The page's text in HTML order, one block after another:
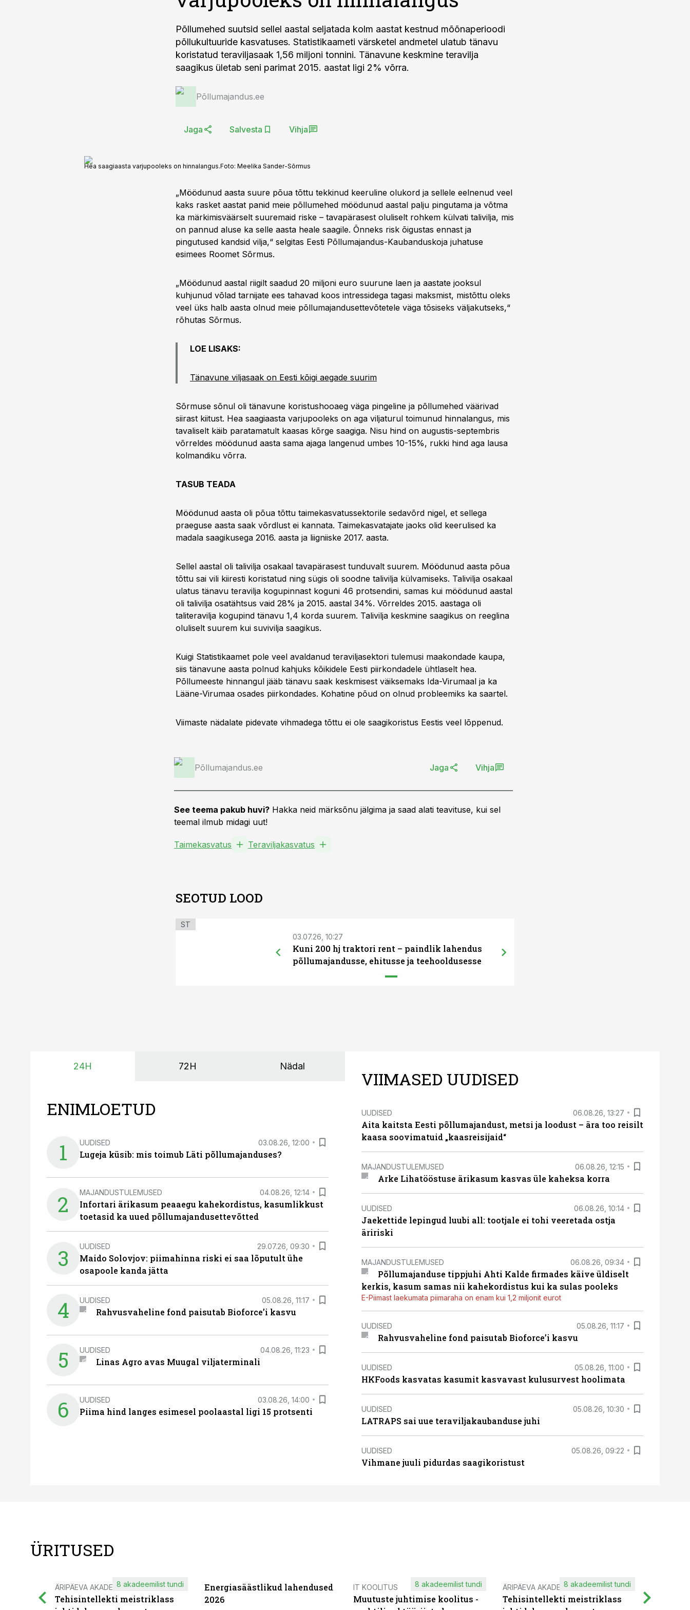
Põllumehed suutsid sellel aastal seljatada kolm aastat kestnud mõõnaperioodi
põllukultuuride kasvatuses. Statistikaameti värsketel andmetel ulatub tänavu
koristatud teraviljasaak 1,56 miljoni tonnini. Tänavune keskmine teravilja
saagikus ületab seni parimat 2015. aastat ligi 2% võrra.
Põllumajandus.ee
Jaga Salvesta Vihja
Hea saagiaasta varjupooleks on hinnalangus.Foto: Meelika Sander-Sõrmus
„Möödunud aasta suure põua tõttu tekkinud keeruline olukord ja sellele eelnenud veel
kaks rasket aastat panid meie põllumehed möödunud aastal palju pingutama ja võtma
ka märkimisväärselt suuremaid riske – tavapärasest oluliselt rohkem külvati talivilja, mis
on pannud aluse ka selle aasta heale saagile. Õnneks risk õigustas ennast ja
pingutused kandsid vilja,“ selgitas Eesti Põllumajandus-Kaubanduskoja juhatuse
esimees Roomet Sõrmus.
„Möödunud aastal riigilt saadud 20 miljoni euro suurune laen ja aastate jooksul
kuhjunud võlad tarnijate ees tahavad koos intressidega tagasi maksmist, mistõttu oleks
veel üks halb aasta olnud meie põllumajandusettevõtetele väga tõsiseks väljakutseks,“
rõhutas Sõrmus.
LOE LISAKS:
Tänavune viljasaak on Eesti kõigi aegade suurim
Sõrmuse sõnul oli tänavune koristushooaeg väga pingeline ja põllumehed väärivad
siirast kiitust. Hea saagiaasta varjupooleks on aga viljaturul toimunud hinnalangus, mis
tavaliselt käib paratamatult kaasas kõrge saagiga. Nisu hind on augustis-septembris
võrreldes möödunud aasta sama ajaga langenud umbes 10-15%, rukki hind aga lausa
kolmandiku võrra.
TASUB TEADA
Möödunud aasta oli põua tõttu taimekasvatussektorile sedavõrd nigel, et sellega
praeguse aasta saak võrdlust ei kannata. Taimekasvatajate jaoks olid keerulised ka
madala saagikusega 2016. aasta ja liigniiske 2017. aasta.
Sellel aastal oli talivilja osakaal tavapärasest tunduvalt suurem. Möödunud aasta põua
tõttu sai vili kiiresti koristatud ning sügis oli soodne talivilja külvamiseks. Talivilja osakaal
ulatus tänavu teravilja kogupinnast koguni 46 protsendini, samas kui möödunud aastal
oli talivilja osatähtsus vaid 28% ja 2015. aastal 34%. Võrreldes 2015. aastaga oli
taliteravilja kogupind tänavu 1,4 korda suurem. Talivilja keskmine saagikus on reeglina
oluliselt suurem kui suvivilja saagikus.
Kuigi Statistikaamet pole veel avaldanud teraviljasektori tulemusi maakondade kaupa,
siis tänavune aasta polnud kahjuks kõikidele Eesti piirkondadele ühtlaselt hea.
Põllumeeste hinnangul jääb tänavu saak keskmisest väiksemaks Ida-Virumaal ja ka
Lääne-Virumaa osades piirkondades. Kohatine põud on olnud probleemiks ka saartel.
Viimaste nädalate pidevate vihmadega tõttu ei ole saagikoristus Eestis veel lõppenud.
Põllumajandus.ee Jaga Vihja
See teema pakub huvi? Hakka neid märksõnu jälgima ja saad alati teavituse, kui sel
teemal ilmub midagi uut!
Taimekasvatus Teraviljakasvatus
SEOTUD LOOD
ST
03.07.26, 10:27
Kuni 200 hj traktori rent – paindlik lahendus
põllumajandusse, ehitusse ja teehooldusesse
24H 72H Nädal
ENIMLOETUD
1 UUDISED 03.08.26, 12:00
Lugeja küsib: mis toimub Läti põllumajanduses?
2 MAJANDUSTULEMUSED 04.08.26, 12:14
Infortari ärikasum peaaegu kahekordistus, kasumlikkust
toetasid ka uued põllumajandusettevõtted
3 UUDISED 29.07.26, 09:30
Maido Solovjov: piimahinna riski ei saa lõputult ühe
osapoole kanda jätta
4 UUDISED 05.08.26, 11:17
Rahvusvaheline fond paisutab Bioforce’i kasvu
5 UUDISED 04.08.26, 11:23
Linas Agro avas Muugal viljaterminali
6 UUDISED 03.08.26, 14:00
Piima hind langes esimesel poolaastal ligi 15 protsenti
VIIMASED UUDISED
UUDISED 06.08.26, 13:27
Aita kaitsta Eesti põllumajandust, metsi ja loodust – ära too reisilt
kaasa soovimatuid „kaasreisijaid“
MAJANDUSTULEMUSED 06.08.26, 12:15
Arke Lihatööstuse ärikasum kasvas üle kaheksa korra
UUDISED 06.08.26, 10:14
Jaekettide lepingud luubi all: tootjale ei tohi veeretada ostja
äririski
MAJANDUSTULEMUSED 06.08.26, 09:34
Põllumajanduse tippjuhi Ahti Kalde firmades käive üldiselt
kerkis, kasum samas nii kahekordistus kui ka sulas pooleks
E-Piimast laekumata piimaraha on enam kui 1,2 miljonit eurot
UUDISED 05.08.26, 11:17
Rahvusvaheline fond paisutab Bioforce’i kasvu
UUDISED 05.08.26, 11:00
HKFoods kasvatas kasumit kasvavast kulusurvest hoolimata
UUDISED 05.08.26, 10:30
LATRAPS sai uue teraviljakaubanduse juhi
UUDISED 05.08.26, 09:22
Vihmane juuli pidurdas saagikoristust
ÜRITUSED
ÄRIPÄEVA AKADEEMIA
Tehisintellekti meistriklass
8 akadeemilist tundi
Energiasäästlikud lahendused
2026
IT KOOLITUS
Muutuste juhtimise koolitus -
8 akadeemilist tundi ÄRIPÄEVA AKADEEMIA
Tehisintellekti meistriklass
8 akadeemilist tundi